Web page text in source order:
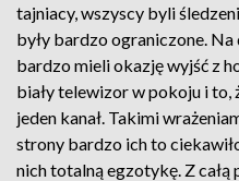
tajniacy, wszyscy byli
były bardzo ograniczone.
bardzo mieli okazję wyjść z
biały telewizor w pokoju i
jeden kanał. Takimi
strony bardzo ich to
nich totalną egzotykę. Z całą